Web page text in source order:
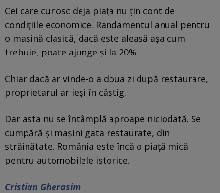
Cei care cunosc deja piaţa nu ţin cont de
condiţiile economice. Randamentul anual pentru
o maşină clasică, dacă este aleasă aşa cum
trebuie, poate ajunge şi la 20%.
Chiar dacă ar vinde-o a doua zi după restaurare,
proprietarul ar ieşi în câştig.
Dar asta nu se întâmplă aproape niciodată. Se
cumpără şi maşini gata restaurate, din
străinătate. România este încă o piaţă mică
pentru automobilele istorice.
Cristian Gherasim